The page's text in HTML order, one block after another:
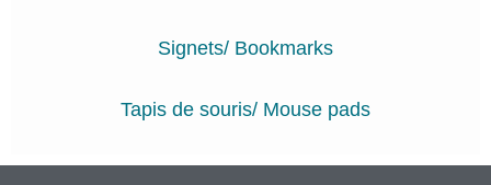
Signets/ Bookmarks
Tapis de souris/ Mouse pads